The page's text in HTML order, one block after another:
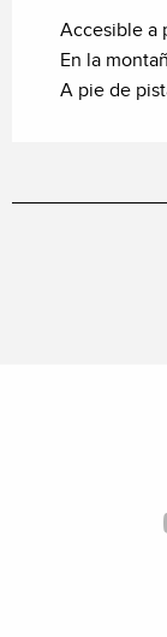
Accesible a
En la
A pie de